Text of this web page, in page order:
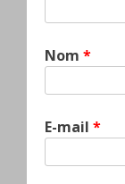
Nom *
E-mail *